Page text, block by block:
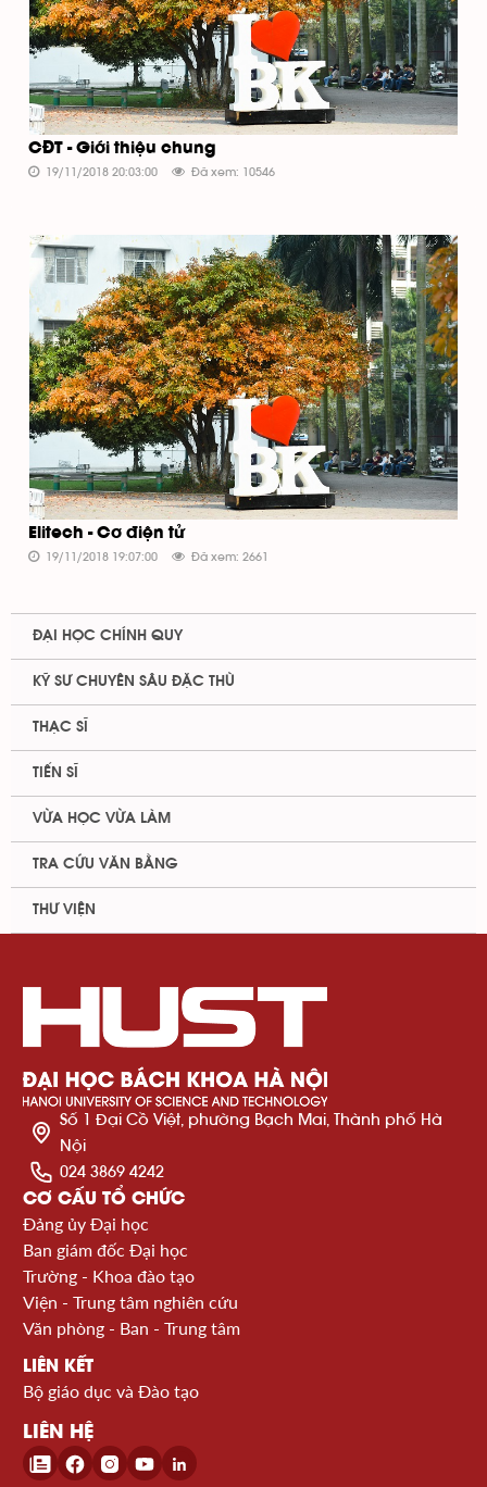
CĐT - Giới thiệu chung
19/11/2018 20:03:00 Đã xem: 10546
Elitech - Cơ điện tử
19/11/2018 19:07:00 Đã xem: 2661
ĐẠI HỌC CHÍNH QUY
KỸ SƯ CHUYÊN SÂU ĐẶC THÙ
THẠC SĨ
TIẾN SĨ
VỪA HỌC VỪA LÀM
TRA CỨU VĂN BẰNG
THƯ VIỆN
Số 1 Đại Cồ Việt, phường Bạch Mai, Thành phố Hà
Nội
024 3869 4242
CƠ CẤU TỔ CHỨC
Đảng ủy Đại học
Ban giám đốc Đại học
Trường - Khoa đào tạo
Viện - Trung tâm nghiên cứu
Văn phòng - Ban - Trung tâm
LIÊN KẾT
Bộ giáo dục và Đào tạo
LIÊN HỆ